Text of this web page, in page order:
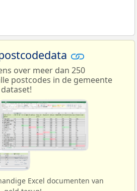
over meer dan 250
postcodes in de gemeente
Excel documenten van